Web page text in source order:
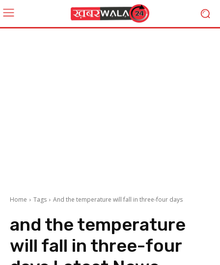
Home Tags And the temperature will fall in three-four days
and the temperature
will fall in three-four